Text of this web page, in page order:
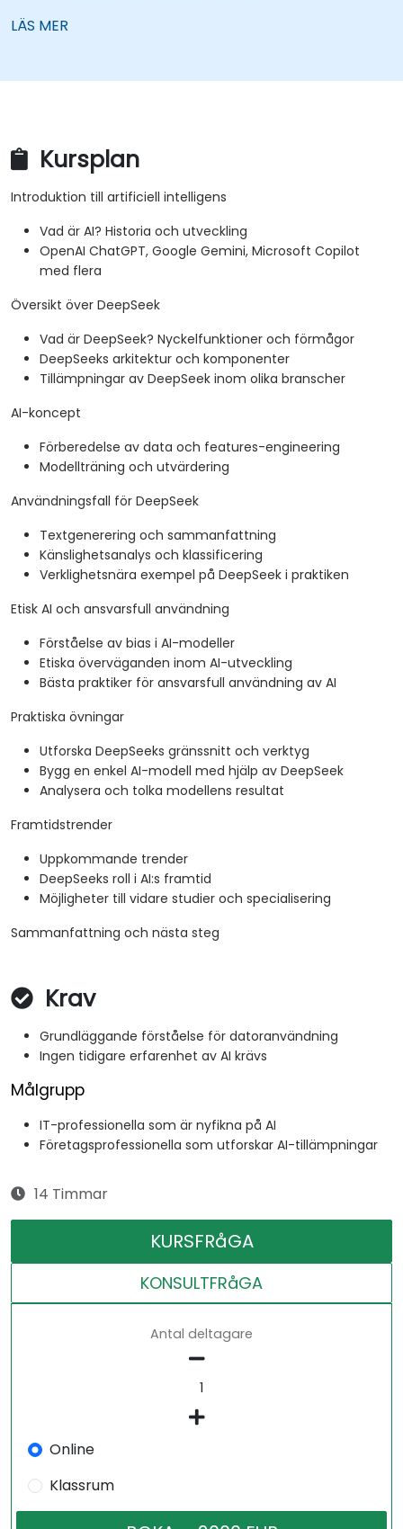
LÄS MER
Kursplan
Introduktion till artificiell intelligens
Vad är AI? Historia och utveckling
OpenAI ChatGPT, Google Gemini, Microsoft Copilot
med flera
Översikt över DeepSeek
Vad är DeepSeek? Nyckelfunktioner och förmågor
DeepSeeks arkitektur och komponenter
Tillämpningar av DeepSeek inom olika branscher
AI-koncept
Förberedelse av data och features-engineering
Modellträning och utvärdering
Användningsfall för DeepSeek
Textgenerering och sammanfattning
Känslighetsanalys och klassificering
Verklighetsnära exempel på DeepSeek i praktiken
Etisk AI och ansvarsfull användning
Förståelse av bias i AI-modeller
Etiska överväganden inom AI-utveckling
Bästa praktiker för ansvarsfull användning av AI
Praktiska övningar
Utforska DeepSeeks gränssnitt och verktyg
Bygg en enkel AI-modell med hjälp av DeepSeek
Analysera och tolka modellens resultat
Framtidstrender
Uppkommande trender
DeepSeeks roll i AI:s framtid
Möjligheter till vidare studier och specialisering
Sammanfattning och nästa steg
Krav
Grundläggande förståelse för datoranvändning
Ingen tidigare erfarenhet av AI krävs
Målgrupp
IT-professionella som är nyfikna på AI
Företagsprofessionella som utforskar AI-tillämpningar
14 Timmar
KURSFRåGA
KONSULTFRåGA
Antal deltagare
Online
Klassrum